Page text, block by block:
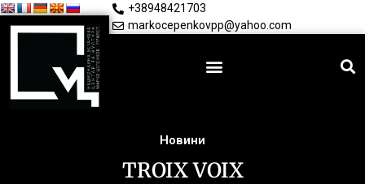
+38948421703
markocepenkovpp@yahoo.com
Новини
TROIX VOIX